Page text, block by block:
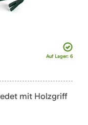
Auf Lager: 6
mit Holzgriff